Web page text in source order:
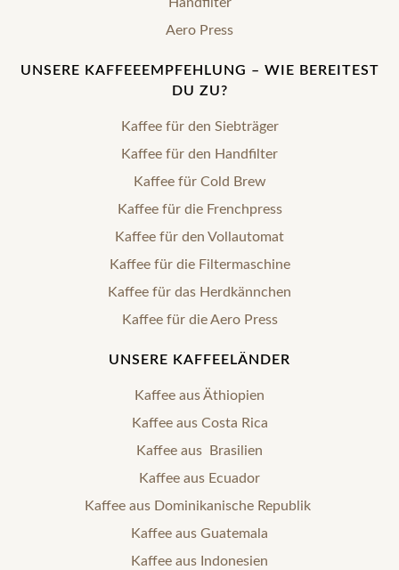
Aero Press
UNSERE KAFFEEEMPFEHLUNG – WIE BEREITEST
DU ZU?
Kaffee für den Siebträger
Kaffee für den Handfilter
Kaffee für Cold Brew
Kaffee für die Frenchpress
Kaffee für den Vollautomat
Kaffee für die Filtermaschine
Kaffee für das Herdkännchen
Kaffee für die Aero Press
UNSERE KAFFEELÄNDER
Kaffee aus Äthiopien
Kaffee aus Costa Rica
Kaffee aus Brasilien
Kaffee aus Ecuador
Kaffee aus Dominikanische Republik
Kaffee aus Guatemala
Kaffee aus Indonesien